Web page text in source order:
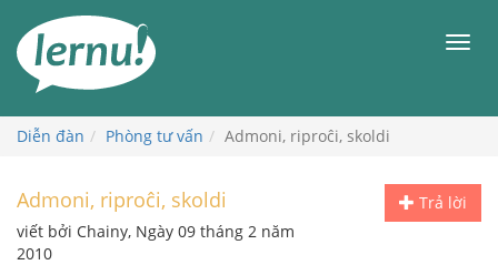
đến
phần
dung
Diễn đàn Phòng tư vấn Admoni, riproĉi, skoldi
Trả lời
Admoni, riproĉi, skoldi
viết bởi Chainy, Ngày 09 tháng 2 năm
2010